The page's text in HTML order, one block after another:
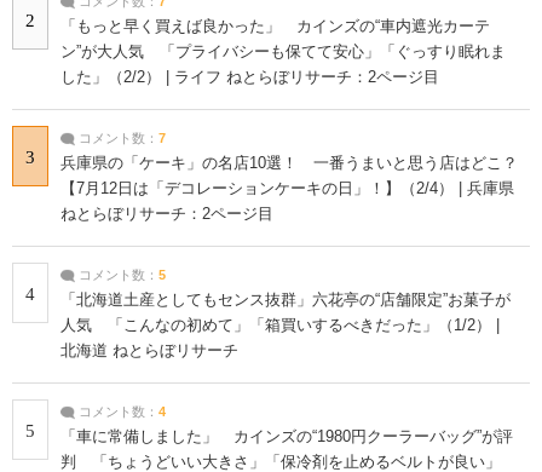
2
「もっと早く買えば良かった」 カインズの“車内遮光カーテ
ン”が大人気 「プライバシーも保てて安心」「ぐっすり眠れま
した」（2/2） | ライフ ねとらぼリサーチ：2ページ目
3
コメント数： 7
兵庫県の「ケーキ」の名店10選！ 一番うまいと思う店はどこ？
【7月12日は「デコレーションケーキの日」！】（2/4） | 兵庫県
ねとらぼリサーチ：2ページ目
4
コメント数： 5
「北海道土産としてもセンス抜群」六花亭の“店舗限定”お菓子が
人気 「こんなの初めて」「箱買いするべきだった」（1/2） |
北海道 ねとらぼリサーチ
5
コメント数： 4
「車に常備しました」 カインズの“1980円クーラーバッグ”が評
判 「ちょうどいい大きさ」「保冷剤を止めるベルトが良い」